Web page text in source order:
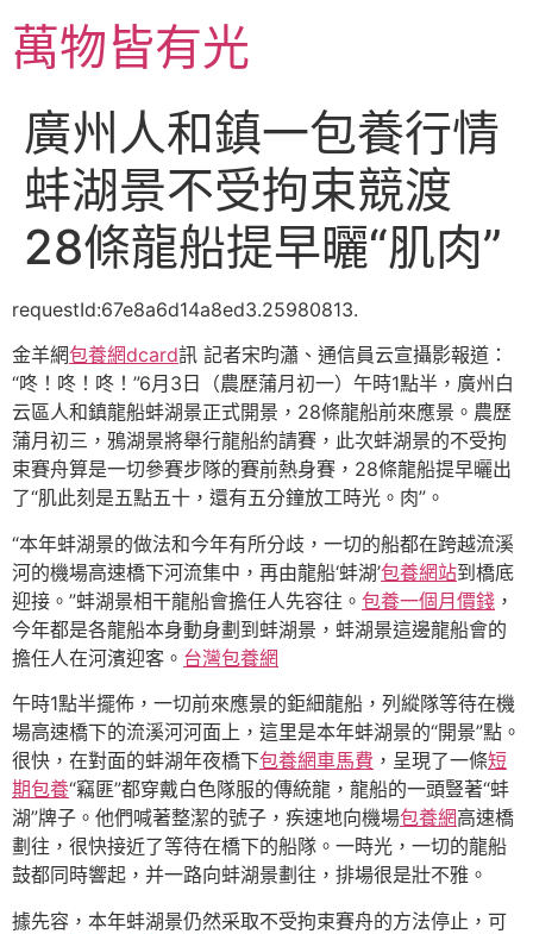
主萬物皆有光
廣州人和鎮一包養行情
蚌湖景不受拘束競渡
28條龍船提早曬“肌肉”
requestId:67e8a6d14a8ed3.25980813.
金羊網包養網dcard訊 記者宋昀瀟、通信員云宣攝影報道：
“咚！咚！咚！”6月3日（農歷蒲月初一）午時1點半，廣州白
云區人和鎮龍船蚌湖景正式開景，28條龍船前來應景。農歷
蒲月初三，鴉湖景將舉行龍船約請賽，此次蚌湖景的不受拘
束賽舟算是一切參賽步隊的賽前熱身賽，28條龍船提早曬出
了“肌此刻是五點五十，還有五分鐘放工時光。肉”。
“本年蚌湖景的做法和今年有所分歧，一切的船都在跨越流溪
河的機場高速橋下河流集中，再由龍船‘蚌湖’包養網站到橋底
迎接。”蚌湖景相干龍船會擔任人先容往。 包養一個月價錢 ，
今年都是各龍船本身動身劃到蚌湖景，蚌湖景這邊龍船會的
擔任人在河濱迎客。 台灣包養網
午時1點半擺佈，一切前來應景的鉅細龍船，列縱隊等待在機
場高速橋下的流溪河河面上，這里是本年蚌湖景的“開景”點。
很快，在對面的蚌湖年夜橋下包養網車馬費 ，呈現了一條短
期包養“竊匪”都穿戴白色隊服的傳統龍，龍船的一頭豎著“蚌
湖”牌子。他們喊著整潔的號子，疾速地向機場包養網高速橋
劃往，很快接近了等待在橋下的船隊。一時光，一切的龍船
鼓都同時響起，并一路向蚌湖景劃往，排場很是壯不雅。
據先容，本年蚌湖景仍然采取不受拘束賽舟的方法停止，可